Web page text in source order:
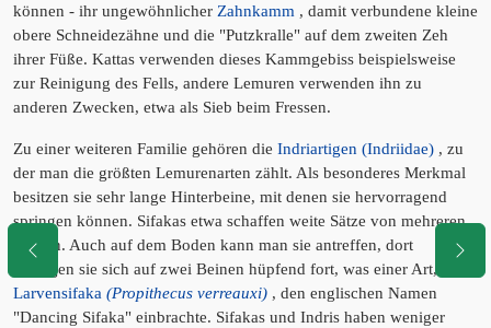
können - ihr ungewöhnlicher Zahnkamm , damit verbundene kleine
obere Schneidezähne und die "Putzkralle" auf dem zweiten Zeh
ihrer Füße. Kattas verwenden dieses Kammgebiss beispielsweise
zur Reinigung des Fells, andere Lemuren verwenden ihn zu
anderen Zwecken, etwa als Sieb beim Fressen.
Zu einer weiteren Familie gehören die Indriartigen (Indriidae) , zu
der man die größten Lemurenarten zählt. Als besonderes Merkmal
besitzen sie sehr lange Hinterbeine, mit denen sie hervorragend
springen können. Sifakas etwa schaffen weite Sätze von mehreren
Metern. Auch auf dem Boden kann man sie antreffen, dort
bewegen sie sich auf zwei Beinen hüpfend fort, was einer Art, dem
Larvensifaka (Propithecus verreauxi) , den englischen Namen
"Dancing Sifaka" einbrachte. Sifakas und Indris haben weniger